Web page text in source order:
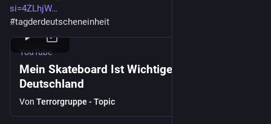
si=4ZLhjW
#tagderdeutscheneinheit
YouTube
Mein Skateboard Ist Wichtiger Als
Deutschland
Von Terrorgruppe - Topic